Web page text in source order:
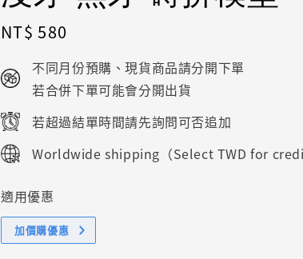
Regular
NT$ 580
不同月份預購、現貨商品請分開下單
若合併下單可能會分開出貨
若超過結單時間請先詢問可否追加
Worldwide shipping（Select TWD for
適用優惠
加價購優惠